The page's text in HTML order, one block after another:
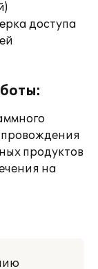
доступа
продуктов
на